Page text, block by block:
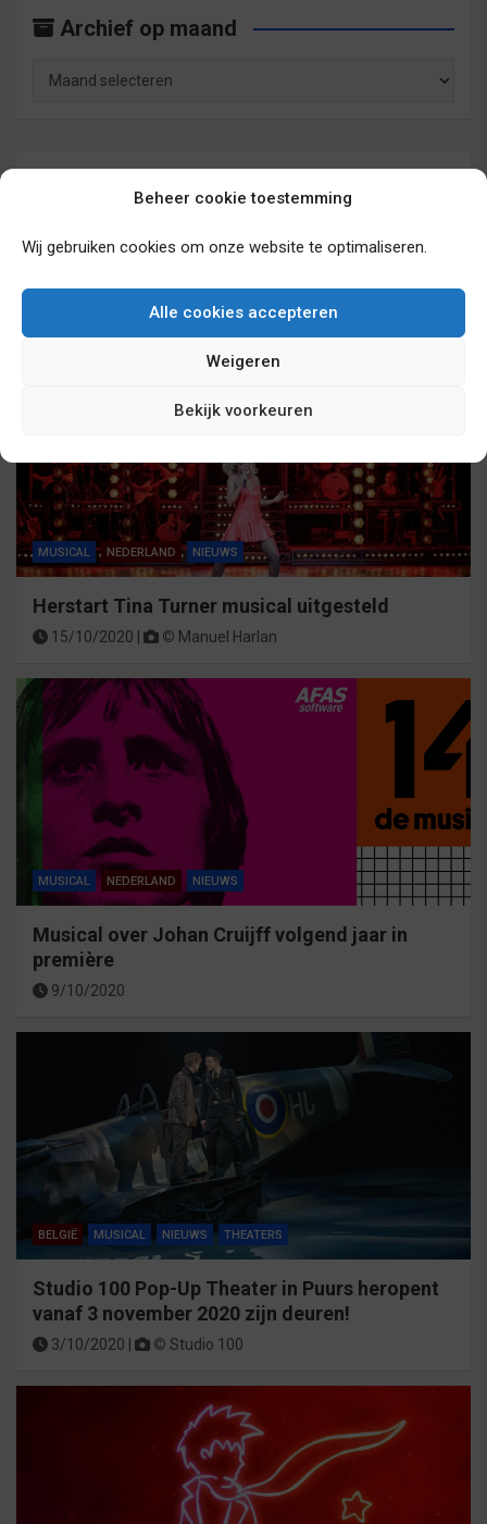
Beheer cookie toestemming
Wij gebruiken cookies om onze website te optimaliseren.
Alle cookies accepteren
Weigeren
Bekijk voorkeuren
Archief op maand
Archief
Mogelijk ook interessant
MUSICAL NEDERLAND NIEUWS
Herstart Tina Turner musical uitgesteld
15/10/2020 | © Manuel Harlan
MUSICAL NEDERLAND NIEUWS
Musical over Johan Cruijff volgend jaar in
première
9/10/2020
BELGIË MUSICAL NIEUWS THEATERS
Studio 100 Pop-Up Theater in Puurs heropent
vanaf 3 november 2020 zijn deuren!
3/10/2020 | © Studio 100